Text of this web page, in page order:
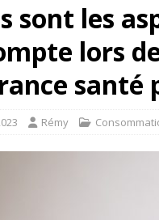
sont les
lors
santé
Rémy